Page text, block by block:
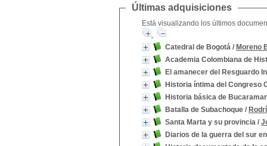
Últimas adquisiciones
Está visualizando los últimos
Catedral de Bogotá / Moreno
Academia Colombiana de
El amanecer del Resguardo
Historia íntima del Congreso
Historia básica de
Batalla de Subachoque /
Santa Marta y su provincia /
Diarios de la guerra del sur